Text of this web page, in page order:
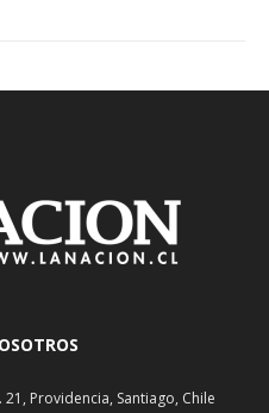
Providencia, Santiago, Chile